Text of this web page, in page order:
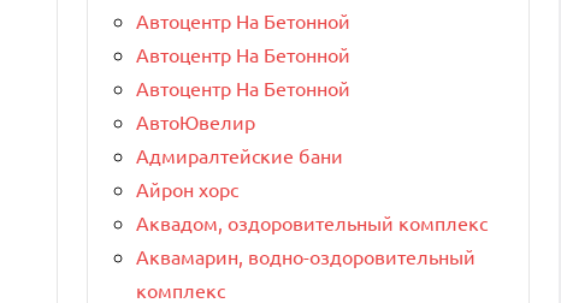
Автоцентр На Бетонной
Автоцентр На Бетонной
Автоцентр На Бетонной
АвтоЮвелир
Адмиралтейские бани
Айрон хорс
Аквадом, оздоровительный комплекс
Аквамарин, водно-оздоровительный
комплекс